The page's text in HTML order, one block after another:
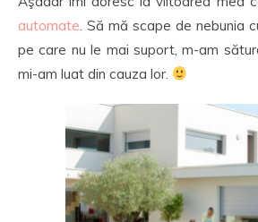
automate. Să mă scape de nebunia
pe care nu le mai suport, m-am
mi-am luat din cauza lor.